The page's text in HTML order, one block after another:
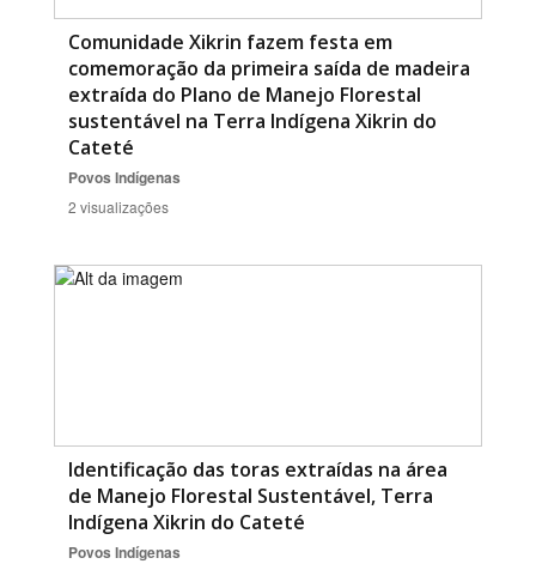
Comunidade Xikrin fazem festa em
comemoração da primeira saída de madeira
extraída do Plano de Manejo Florestal
sustentável na Terra Indígena Xikrin do
Cateté
Povos Indígenas
2 visualizações
Identificação das toras extraídas na área
de Manejo Florestal Sustentável, Terra
Indígena Xikrin do Cateté
Povos Indígenas